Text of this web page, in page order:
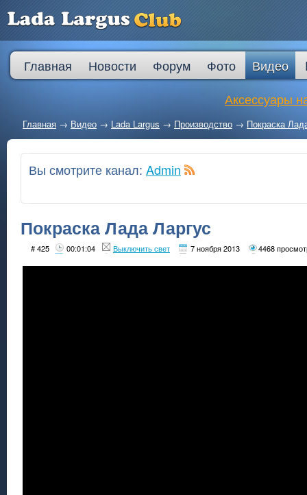
Главная Новости Форум Фото Видео
Аксессуары
Главная → Видео → Lada Largus → Производство → Покраска
Вы смотрите канал: Admin
Покраска Лада Ларгус
# 425 00:01:04 Выключить свет 7 ноября 2013 4468